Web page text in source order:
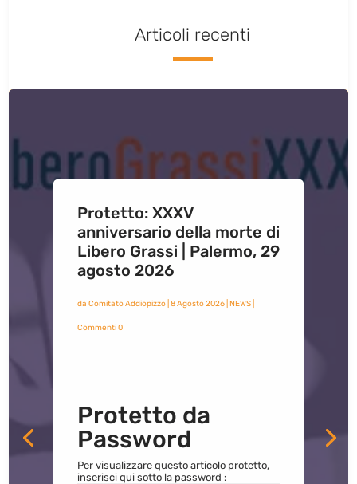
Articoli recenti
Protetto: XXXV
anniversario della morte di
Libero Grassi | Palermo, 29
agosto 2026
da Comitato Addiopizzo| 8 Agosto 2026| NEWS|
Commenti 0
Protetto da
Password
Per visualizzare questo articolo protetto,
inserisci qui sotto la password :